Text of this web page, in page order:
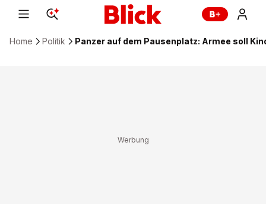
Home Politik Panzer auf dem Pausenplatz: Armee soll